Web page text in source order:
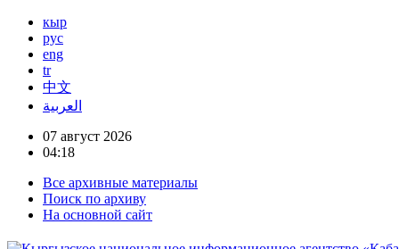
кыр
рус
eng
tr
中文
العربية
07 август 2026
04:18
Все архивные материалы
Поиск по архиву
На основной сайт